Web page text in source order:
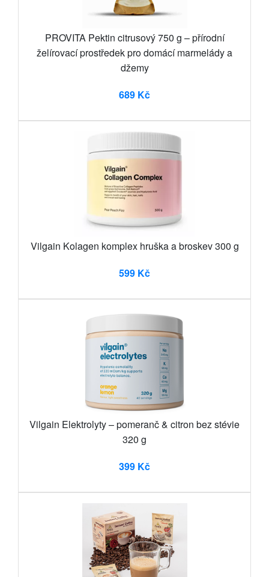
PROVITA Pektin citrusový 750 g – přírodní
želírovací prostředek pro domácí marmelády a
džemy
689 Kč
Vilgain Kolagen komplex hruška a broskev 300 g
599 Kč
Vilgain Elektrolyty – pomeranč & citron bez stévie
320 g
399 Kč